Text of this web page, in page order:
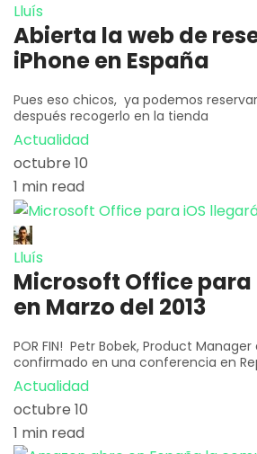
Lluís
Abierta la web de
iPhone en España
Pues eso chicos, ya podemos
después recogerlo en la tienda
Actualidad
octubre 10
1 min read
Lluís
Microsoft Office para
en Marzo del 2013
POR FIN! Petr Bobek, Product
confirmado en una conferencia en
Actualidad
octubre 10
1 min read